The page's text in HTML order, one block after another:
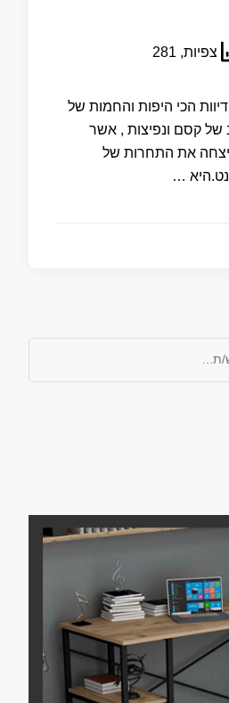
צפיות, 281
הכי היפות והחמות של
של קסם ונפיצות , אשר
את התחרות של